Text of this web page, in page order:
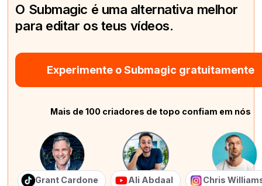
O Submagic é uma alternativa melhor
para editar os teus vídeos.
Experimente o Submagic gratuitamente
Mais de 100 criadores de topo confiam em nós
Grant Cardone Ali Abdaal Chris